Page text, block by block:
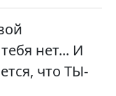
нет... И
что ТЫ-